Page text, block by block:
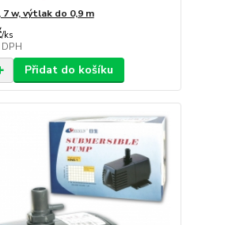
7 w, výtlak do 0,9 m
/ks
Přidat do košíku